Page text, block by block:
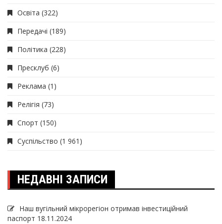
Освіта (322)
Передачі (189)
Політика (228)
Пресклуб (6)
Реклама (1)
Релігія (73)
Спорт (150)
Суспільство (1 961)
НЕДАВНІ ЗАПИСИ
Наш вугільний мікрорегіон отримав інвеcтиційний
паспорт 18.11.2024